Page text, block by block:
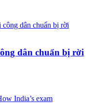
dân chuẩn bị rời